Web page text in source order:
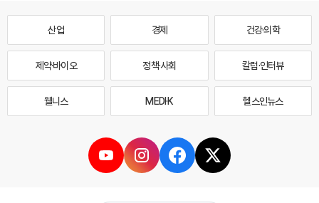
산업 경제 건강·의학
제약·바이오 정책·사회 칼럼·인터뷰
웰니스 MEDI·K 헬스인뉴스